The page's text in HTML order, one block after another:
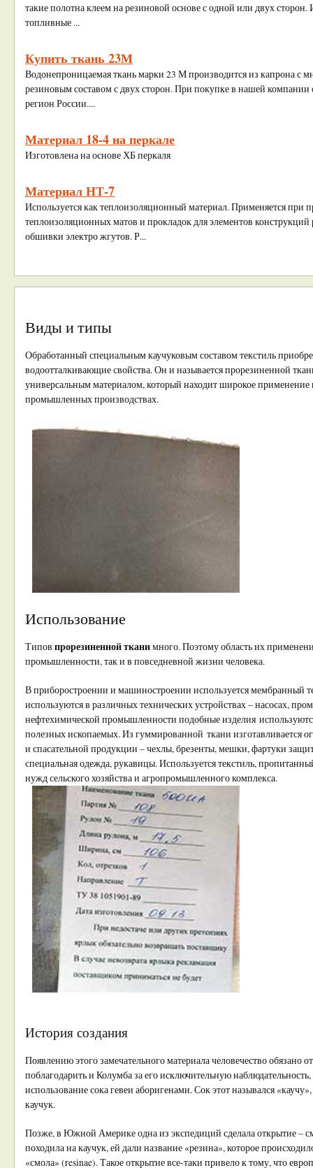
такие полотна клеем на резиновой основе с одной или двух
топливные ...
Купить ткань 23М
Водонепроницаемая ткань марки 23 М производится из капрона с
резиновым составом с двух сторон. При покупке в нашей компании
регион России....
Материал 18-4 на перкале
Изготовлена на основе ХБ перкаля
Материал НТ-7
Используется как теплоизоляционный материал. Применяется при
теплоизоляционных матов и прокладок для элементов
обшивки электро жгутов. Р...
Виды и типы
Обработанный специальным каучуковым составом текстиль
водоотталкивающие свойства. Он и называется прорезиненной
универсальным материалом, который находит широкое
промышленных производствах.
Использование
Типов прорезиненной тканимного. Поэтому область их
промышленности, так и в повседневной жизни человека.
В приборостроении и машиностроении используется мембранный
используются в различных технических устройствах – насосах,
нефтехимической промышленности подобные изделия
полезных ископаемых. Из гуммированной ткани изготавливается
и спасательной продукции – чехлы, брезенты, мешки, фартуки
специальная одежда, рукавицы. Используется текстиль,
нужд сельского хозяйства и агропромышленного комплекса.
История создания
Появлению этого замечательного материала человечество
поблагодарить и Колумба за его исключительную
использование сока гевеи аборигенами. Сок этот назывался
каучук.
Позже, в Южной Америке одна из экспедиций сделала открытие –
походила на каучук, ей дали название «резина», которое
«смола» (resinae). Такое открытие все-таки привело к тому, что